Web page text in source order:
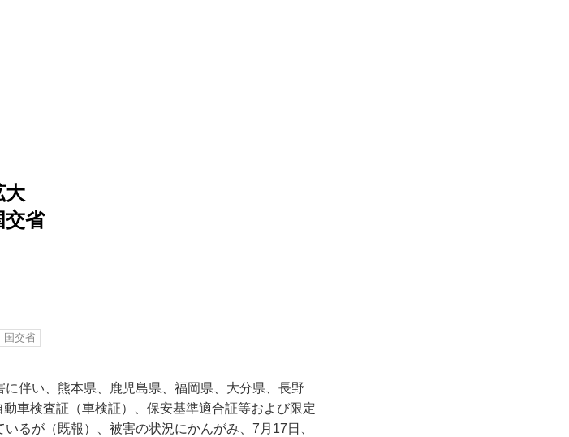
大
省
国交省
伴い、熊本県、鹿児島県、福岡県、大分県、長野
車検査証（車検証）、保安基準適合証等および限定
るが（既報）、被害の状況にかんがみ、7月17日、